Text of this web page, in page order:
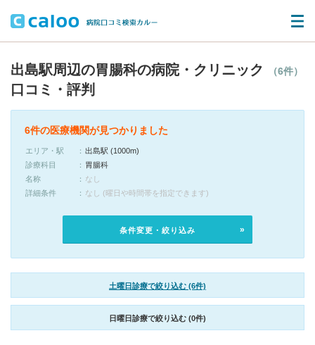
出島駅周辺の胃腸科の病院・クリニック （6件）
口コミ・評判
6件の医療機関が見つかりました
エリア・駅
出島駅 (1000m)
診療科目
胃腸科
名称
なし
詳細条件
なし (曜日や時間帯を指定できます)
条件変更・絞り込み
土曜日診療で絞り込む (6件)
日曜日診療で絞り込む (0件)